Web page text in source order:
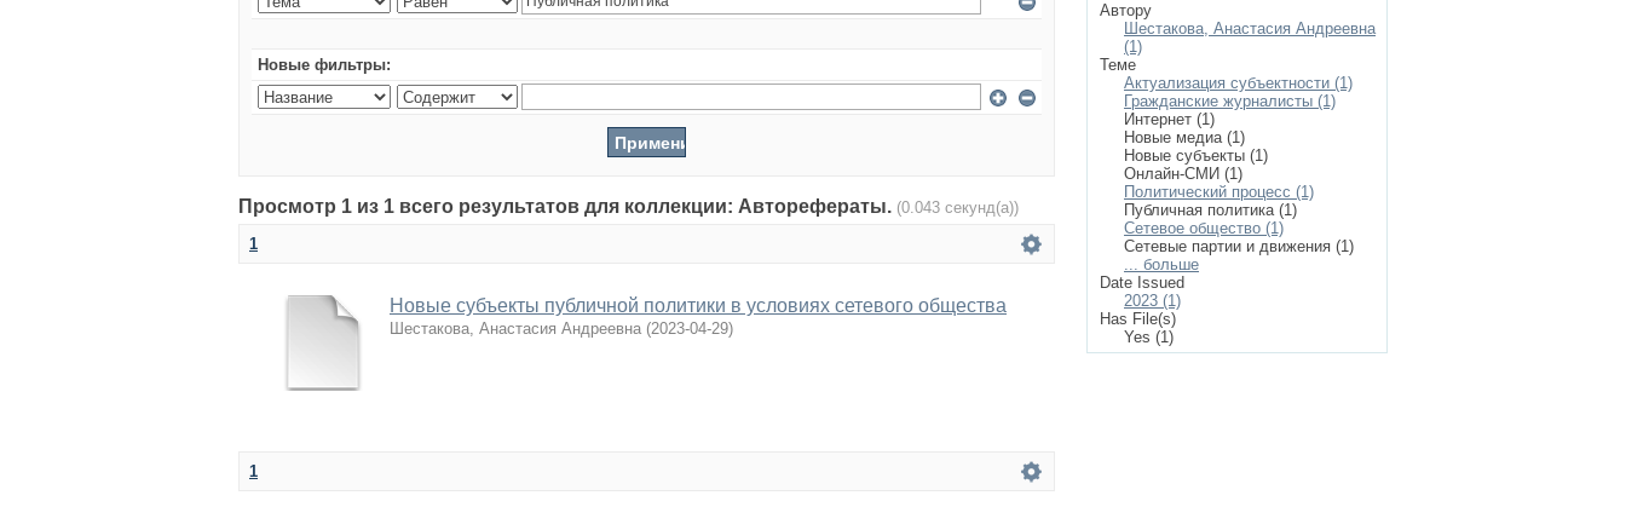
Новые фильтры:
Просмотр 1 из 1 всего результатов для коллекции: Авторефераты. (0.043 секунд(а))
1
Новые субъекты публичной политики в условиях сетевого общества
Шестакова, Анастасия Андреевна (2023-04-29)
1
Автору
Шестакова, Анастасия Андреевна
(1)
Теме
Актуализация субъектности (1)
Гражданские журналисты (1)
Интернет (1)
Новые медиа (1)
Новые субъекты (1)
Онлайн-СМИ (1)
Политический процесс (1)
Публичная политика (1)
Сетевое общество (1)
Сетевые партии и движения (1)
... больше
Date Issued
2023 (1)
Has File(s)
Yes (1)